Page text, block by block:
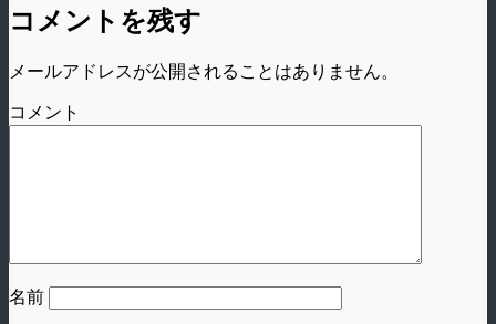
コメントを残す
メールアドレスが公開されることはありません。
コメント
名前